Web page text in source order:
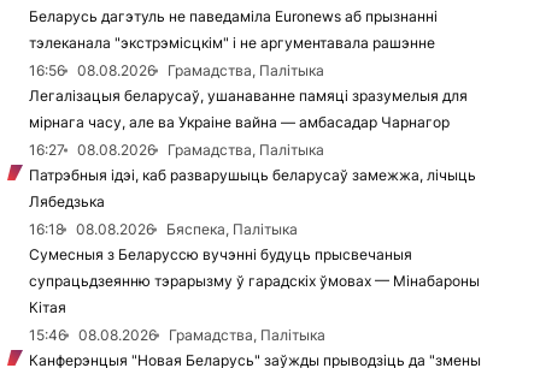
Беларусь дагэтуль не паведаміла Euronews аб прызнанні
тэлеканала "экстрэмісцкім" і не аргументавала рашэнне
16:56
08.08.2026
Грамадства, Палітыка
Легалізацыя беларусаў, ушанаванне памяці зразумелыя для
мірнага часу, але ва Украіне вайна — амбасадар Чарнагор
16:27
08.08.2026
Грамадства, Палітыка
Патрэбныя ідэі, каб разварушыць беларусаў замежжа, лічыць
Лябедзька
16:18
08.08.2026
Бяспека, Палітыка
Сумесныя з Беларуссю вучэнні будуць прысвечаныя
супрацьдзеянню тэрарызму ў гарадскіх ўмовах — Мінабароны
Кітая
15:46
08.08.2026
Грамадства, Палітыка
Канферэнцыя "Новая Беларусь" заўжды прыводзіць да "змены